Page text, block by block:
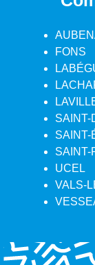
FONS
SAINT-
SAINT-
SAINT-
UCEL
VALS-